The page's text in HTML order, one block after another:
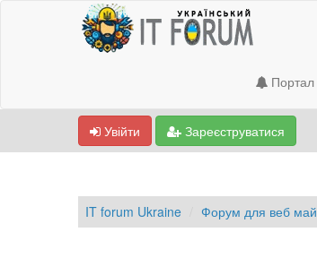
Портал
Увійти Зареєструватися
IT forum Ukraine Форум для веб